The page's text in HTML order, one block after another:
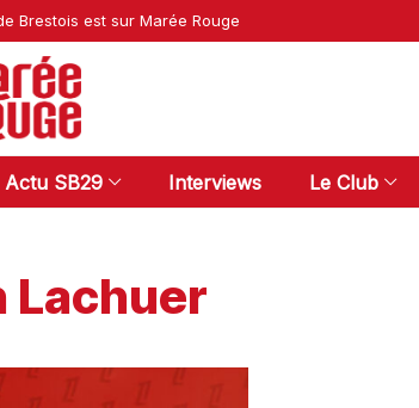
Brestois est sur Marée Rouge
Actu SB29 Interviews Le Club
Lachuer